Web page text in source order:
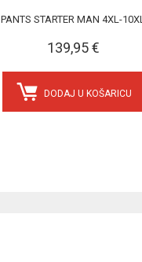
PANTS STARTER MAN 4XL-10XL
139,95 €
DODAJ U KOŠARICU